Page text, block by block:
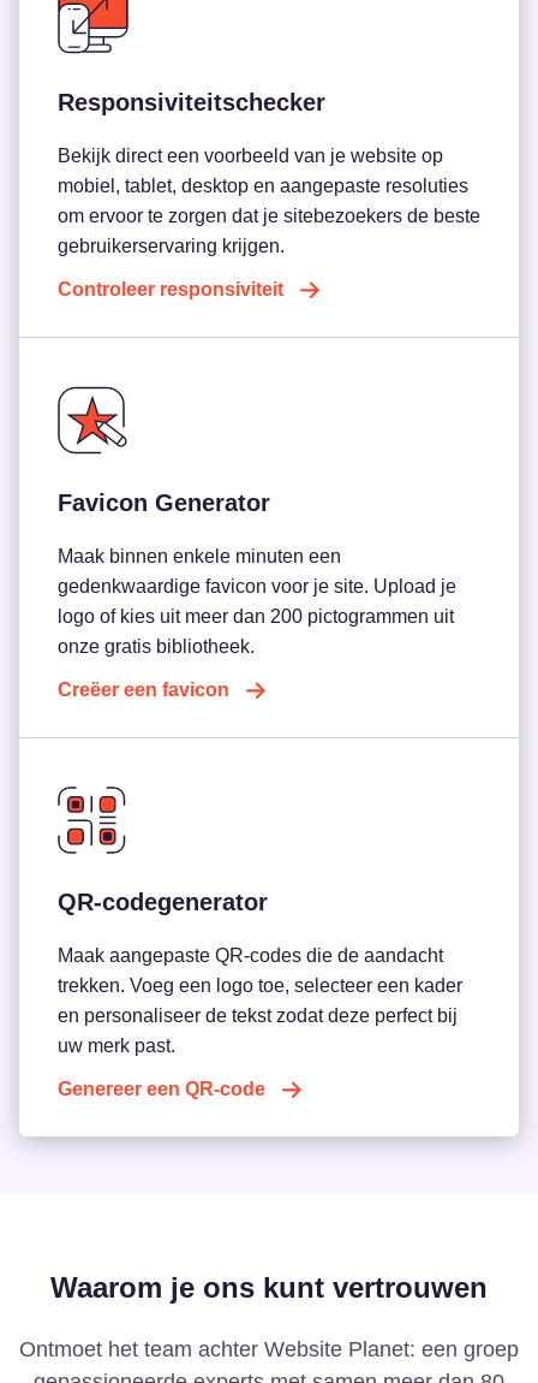
Responsiviteitschecker
Bekijk direct een voorbeeld van je website op
mobiel, tablet, desktop en aangepaste resoluties
om ervoor te zorgen dat je sitebezoekers de beste
gebruikerservaring krijgen.
Controleer responsiviteit
Favicon Generator
Maak binnen enkele minuten een
gedenkwaardige favicon voor je site. Upload je
logo of kies uit meer dan 200 pictogrammen uit
onze gratis bibliotheek.
Creëer een favicon
QR-codegenerator
Maak aangepaste QR-codes die de aandacht
trekken. Voeg een logo toe, selecteer een kader
en personaliseer de tekst zodat deze perfect bij
uw merk past.
Genereer een QR-code
Waarom je ons kunt vertrouwen
Ontmoet het team achter Website Planet: een groep